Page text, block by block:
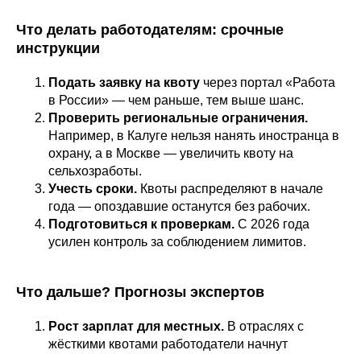
Что делать работодателям: срочные
инструкции
Подать заявку на квоту через портал «Работа
в России» — чем раньше, тем выше шанс.
Проверить региональные ограничения.
Например, в Калуге нельзя нанять иностранца в
охрану, а в Москве — увеличить квоту на
сельхозработы.
Учесть сроки. Квоты распределяют в начале
года — опоздавшие останутся без рабочих.
Подготовиться к проверкам. С 2026 года
усилен контроль за соблюдением лимитов.
Что дальше? Прогнозы экспертов
Рост зарплат для местных. В отраслях с
жёсткими квотами работодатели начнут